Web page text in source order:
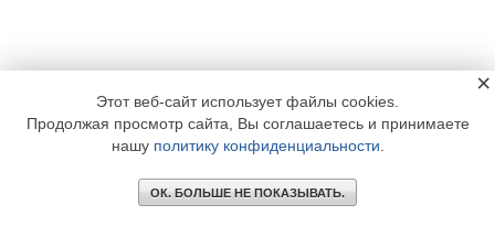
Этот веб-сайт использует файлы cookies.
Продолжая просмотр сайта, Вы соглашаетесь и принимаете
нашу политику конфиденциальности
ОК. БОЛЬШЕ НЕ ПОКАЗЫВАТЬ.
×